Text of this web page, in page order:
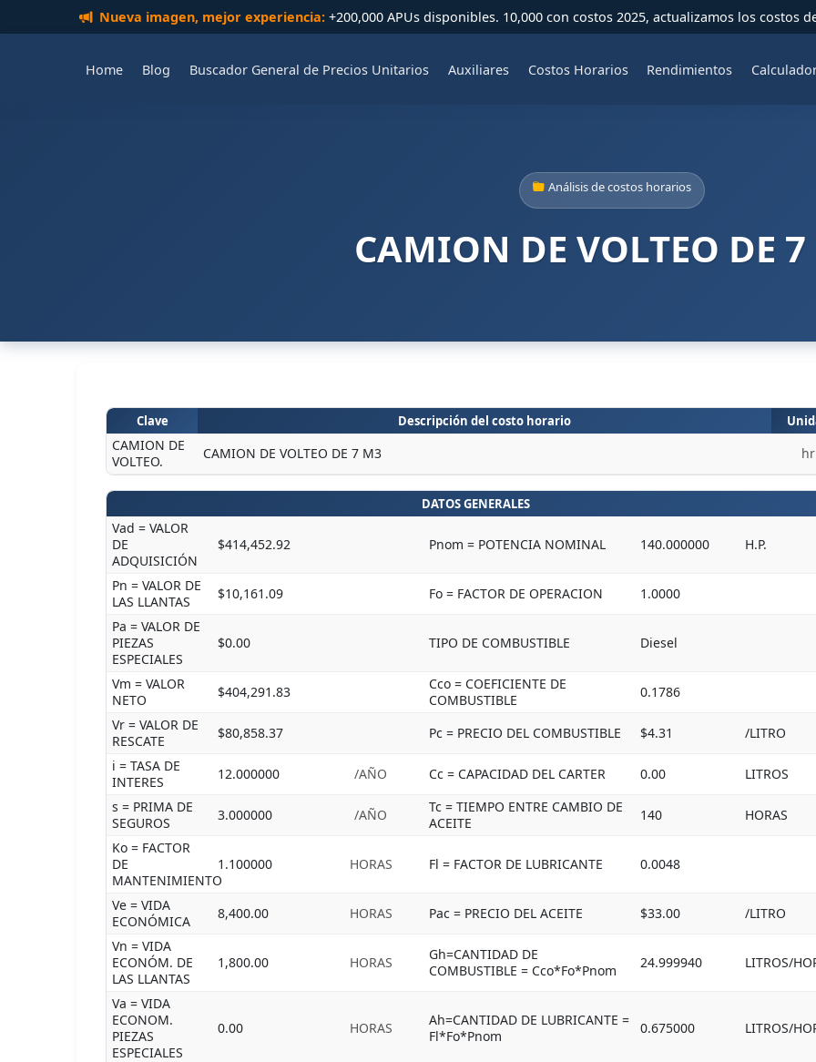
Nueva imagen, mejor experiencia:+200,000 APUs disponibles. 10,000 con costos 2025, actualizamos los costos
Home Blog Buscador General de Precios Unitarios Auxiliares Costos Horarios Rendimientos
Análisis de costos horarios
CAMION DE VOLTEO DE
Clave Descripción del costo horario
CAMION DE
VOLTEO.
CAMION DE VOLTEO DE 7 M3 hr
DATOS GENERALES
Vad = VALOR
DE
ADQUISICIÓN
$414,452.92 Pnom = POTENCIA NOMINAL 140.000000 H.P.
Pn = VALOR DE
LAS LLANTAS
$10,161.09 Fo = FACTOR DE OPERACION
1.0000
Pa = VALOR DE
PIEZAS
ESPECIALES
$0.00 TIPO DE COMBUSTIBLE Diesel
Vm = VALOR
NETO
$404,291.83
Cco = COEFICIENTE DE
COMBUSTIBLE
0.1786
Vr = VALOR DE
RESCATE
$80,858.37 Pc = PRECIO DEL COMBUSTIBLE $4.31
/LITRO
i = TASA DE
INTERES
12.000000 /AÑO Cc = CAPACIDAD DEL CARTER 0.00
LITROS
s = PRIMA DE
SEGUROS
3.000000 /AÑO
Tc = TIEMPO ENTRE CAMBIO DE
ACEITE
140
HORAS
Ko = FACTOR
DE
MANTENIMIENTO
1.100000 HORAS Fl = FACTOR DE LUBRICANTE 0.0048
Ve = VIDA
ECONÓMICA
8,400.00 HORAS Pac = PRECIO DEL ACEITE $33.00
/LITRO
Vn = VIDA
ECONÓM. DE
LAS LLANTAS
1,800.00 HORAS
Gh=CANTIDAD DE
COMBUSTIBLE = Cco*Fo*Pnom
24.999940 LITROS/
Va = VIDA
ECONOM.
PIEZAS
ESPECIALES
0.00 HORAS
Ah=CANTIDAD DE LUBRICANTE =
Fl*Fo*Pnom
0.675000 LITROS/